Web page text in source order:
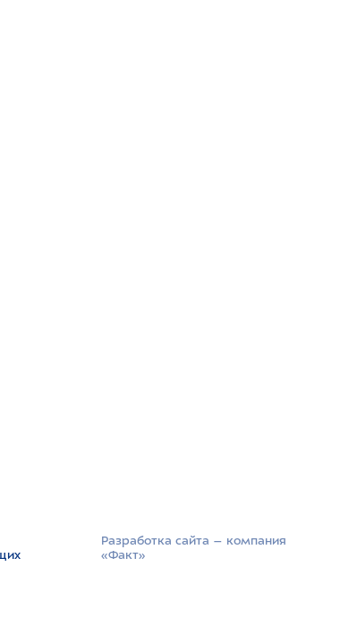
Разработка сайта –­ компания
«Факт»